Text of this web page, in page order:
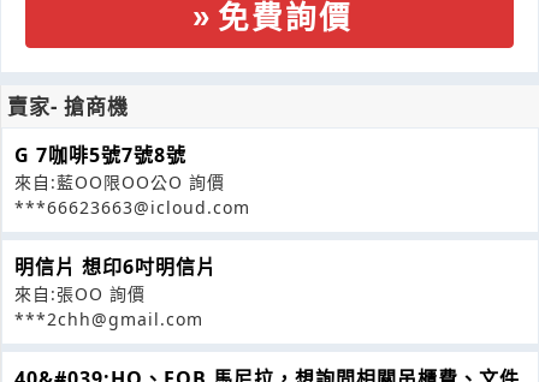
免費詢價
賣家- 搶商機
G 7咖啡5號7號8號
來自:藍OO限OO公O 詢價
***66623663@icloud.com
明信片 想印6吋明信片
來自:張OO 詢價
***2chh@gmail.com